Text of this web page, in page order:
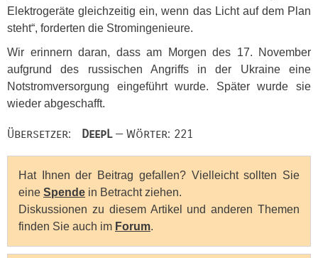
Elektrogeräte gleichzeitig ein, wenn das Licht auf dem Plan
steht“, forderten die Stromingenieure.
Wir erinnern daran, dass am Morgen des 17. November
aufgrund des russischen Angriffs in der Ukraine eine
Notstromversorgung eingeführt wurde. Später wurde sie
wieder abgeschafft.
Übersetzer: DeepL— Wörter: 221
Hat Ihnen der Beitrag gefallen? Vielleicht sollten Sie
eine Spende in Betracht ziehen.
Diskussionen zu diesem Artikel und anderen Themen
finden Sie auch im Forum.